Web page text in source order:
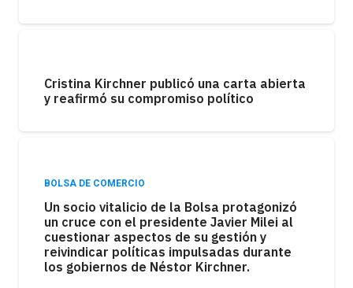
Cristina Kirchner publicó una carta abierta
y reafirmó su compromiso político
BOLSA DE COMERCIO
Un socio vitalicio de la Bolsa protagonizó
un cruce con el presidente Javier Milei al
cuestionar aspectos de su gestión y
reivindicar políticas impulsadas durante
los gobiernos de Néstor Kirchner.